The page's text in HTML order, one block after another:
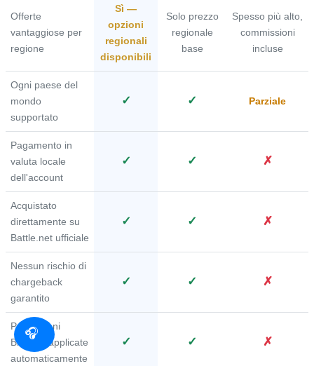
Offerte
vantaggiose per
regione
Sì —
opzioni
regionali
disponibili
Solo prezzo
regionale
base
Spesso più alto,
commissioni
incluse
Ogni paese del
mondo
supportato
✓ ✓ Parziale
Pagamento in
valuta locale
dell'account
✓ ✓ ✗
Acquistato
direttamente su
Battle.net ufficiale
✓ ✓ ✗
Nessun rischio di
chargeback
garantito
✓ ✓ ✗
Promozioni
Blizzard applicate
automaticamente
✓ ✓ ✗